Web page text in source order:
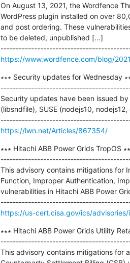
On August 13, 2021, the Wordfence
WordPress plugin installed on over
and post ordering. These
to be deleted, unpublished [...]
https://www.wordfence.com/blog/
∗∗∗ Security updates for Wednesday
Security updates have been issued by
(libsndfile), SUSE (nodejs10,
https://lwn.net/Articles/867354/
∗∗∗ Hitachi ABB Power Grids TropOS
This advisory contains mitigations for
Function, Improper Authentication,
vulnerabilities in Hitachi ABB Power
https://us-cert.cisa.gov/ics/
∗∗∗ Hitachi ABB Power Grids Utility
This advisory contains mitigations for